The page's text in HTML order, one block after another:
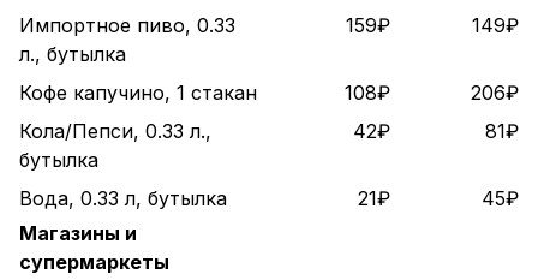
Импортное пиво, 0.33
л., бутылка
159₽ 149₽
Кофе капучино, 1 стакан 108₽
206₽
Кола/Пепси, 0.33 л.,
бутылка
42₽ 81₽
Вода, 0.33 л, бутылка 21₽
45₽
Магазины и
супермаркеты